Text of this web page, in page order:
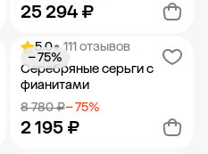
25 294 ₽
Добавить в корзину
5.0• 111 отзывов
Серебряные серьги с
фианитами
8 780 ₽− 75%
2 195 ₽
− 75%